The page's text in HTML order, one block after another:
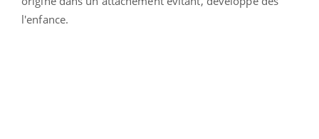
l'enfance.